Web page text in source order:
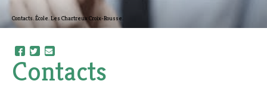
Contacts. École. Les Chartreux Croix-Rousse.
Contacts